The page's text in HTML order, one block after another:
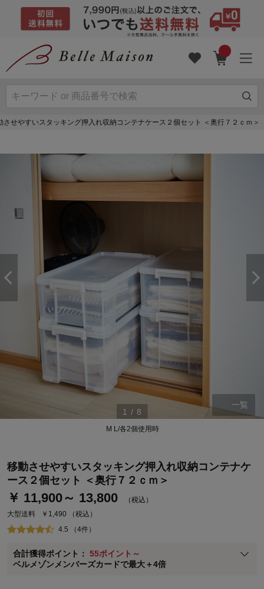
させやすいスタッキング押入れ収納コンテナケース２個セット ＜奥行７２ｃｍ＞
M L/各2個使用時
1 / 8
一覧
移動させやすいスタッキング押入れ収納コンテナケ
ース２個セット ＜奥行７２ｃｍ＞
￥ 11,900～ 13,800
（税込）
大型送料
￥1,490
（税込）
4.5 （4件）
合計獲得ポイント： 55ポイント～
ベルメゾンメンバーズカードで最大＋4倍
ステージが上がれば送料無料・返品引取無料！
ベルメゾンご優待サービスについて
ベルメゾン・ポイントについて
即時入会なら更に500円OFFクーポンプレゼント
※メンバーズカードの加算ポイントはステージ倍率適用前の基本ポイント
に対して適用されます。